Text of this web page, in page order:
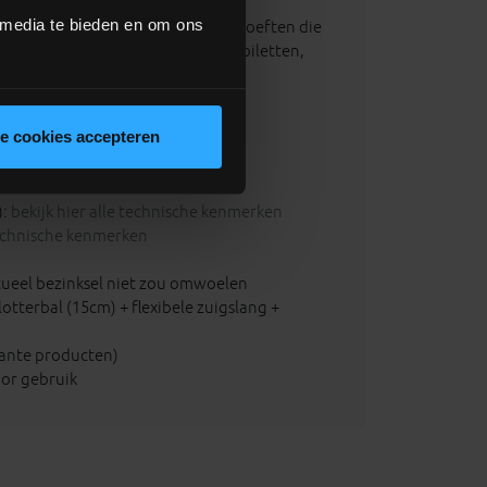
te bieden en om ons
cookies accepteren
van regenwater voor behoeften die
spoelwater voor de toiletten,
bekijk hier alle technische kenmerken
kenmerken
bezinksel niet zou omwoelen
(15cm) + flexibele zuigslang +
producten)
gebruik